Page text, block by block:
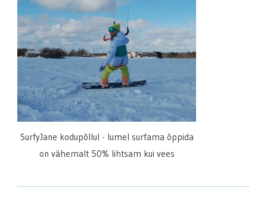
SurfyJane kodupõllul - lumel surfama õppida
on vähemalt 50% lihtsam kui vees